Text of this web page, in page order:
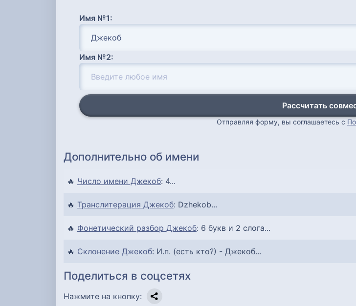
Имя №1:
Имя №2:
Рассчитать
Отправляя форму, вы соглашаетесь с
Дополнительно об имени
🔥 Число имени Джекоб: 4...
🔥 Транслитерация Джекоб: Dzhekob...
🔥 Фонетический разбор Джекоб: 6 букв и 2 слога...
🔥 Склонение Джекоб: И.п. (есть кто?) - Джекоб...
Поделиться в соцсетях
Нажмите на кнопку: